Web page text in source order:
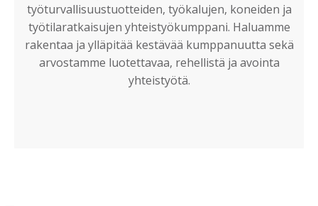
työturvallisuustuotteiden, työkalujen, koneiden ja
työtilaratkaisujen yhteistyökumppani. Haluamme
rakentaa ja ylläpitää kestävää kumppanuutta sekä
arvostamme luotettavaa, rehellistä ja avointa
yhteistyötä.